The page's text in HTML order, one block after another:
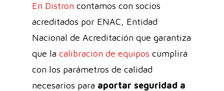
En Distron contamos con socios
acreditados por ENAC, Entidad
Nacional de Acreditación que garantiza
que la calibración de equipos cumplirá
con los parámetros de calidad
necesarios para aportar seguridad a